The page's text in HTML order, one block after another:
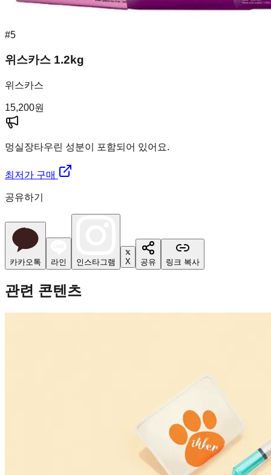
#5
위스카스 1.2kg
위스카스
15,200원
멍실장타우린 성분이 포함되어 있어요.
최저가 구매
공유하기
카카오톡 라인 인스타그램 X 공유 링크 복사
관련 콘텐츠